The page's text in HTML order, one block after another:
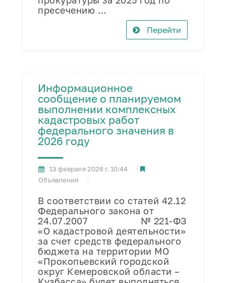
пресечению …
Перейти
Информационное
сообщение о планируемом
выполнении комплексных
кадастровых работ
федерального значения в
2026 году
13 февраля 2026 г. 10:44
Объявления
В соответствии со статей 42.12
Федерального закона от
24.07.2007 № 221-ФЗ
«О кадастровой деятельности»
за счет средств федерального
бюджета на территории МО
«Прокопьевский городской
округ Кемеровской области –